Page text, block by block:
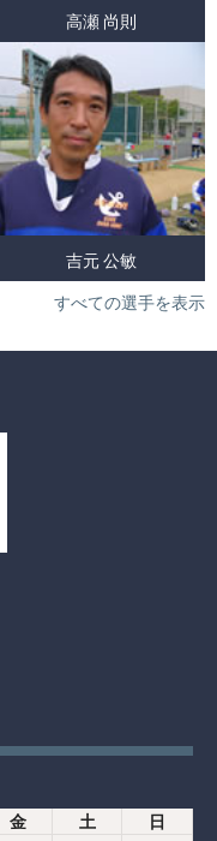
高瀬 尚則
吉元 公敏
すべての選手を表示
金 土
日